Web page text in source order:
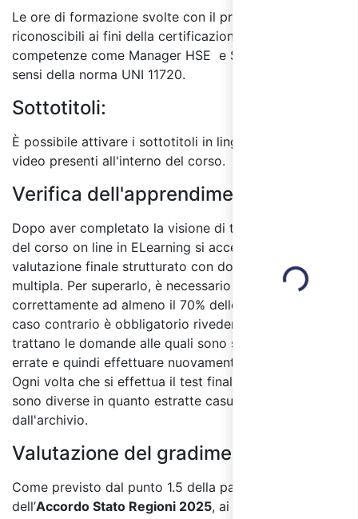
Le ore di formazione svolte con il presente corso sono
riconoscibili ai fini della certificazione delle
competenze come Manager HSE e Specialista HSE ai
sensi della norma UNI 11720.
Sottotitoli:
È possibile attivare i sottotitoli in lingua italiana per i
video presenti all'interno del corso.
Verifica dell'apprendimento:
Dopo aver completato la visione di tutti i moduli
del corso on line in ELearning si accede al test di
valutazione finale strutturato con domande a risposta
multipla. Per superarlo, è necessario rispondere
correttamente ad almeno il 70% delle domande, in
caso contrario è obbligatorio rivedere i moduli in cui si
trattano le domande alle quali sono state date risposte
errate e quindi effettuare nuovamente il test finale.
Ogni volta che si effettua il test finale le domande
sono diverse in quanto estratte casualmente
dall'archivio.
Valutazione del gradimento:
Come previsto dal punto 1.5 della parte IV
dell’Accordo Stato Regioni 2025, ai partecipanti sarà
Loading...